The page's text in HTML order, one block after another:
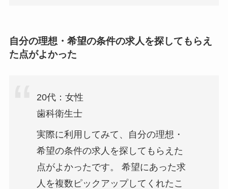
自分の理想・希望の条件の求人を探してもらえ
た点がよかった
20代：女性
歯科衛生士
実際に利用してみて、自分の理想・
希望の条件の求人を探してもらえた
点がよかったです。 希望にあった求
人を複数ピックアップしてくれたこ